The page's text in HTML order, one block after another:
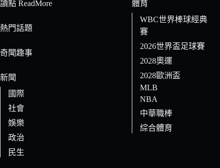
讀點 ReadMore
熱門話題
奇聞趣事
新聞
國際
社會
娛樂
政治
民生
體育
WBC世界棒球經典
賽
2026世界盃足球賽
2028奧運
2028歐洲盃
MLB
NBA
中華職棒
綜合體育